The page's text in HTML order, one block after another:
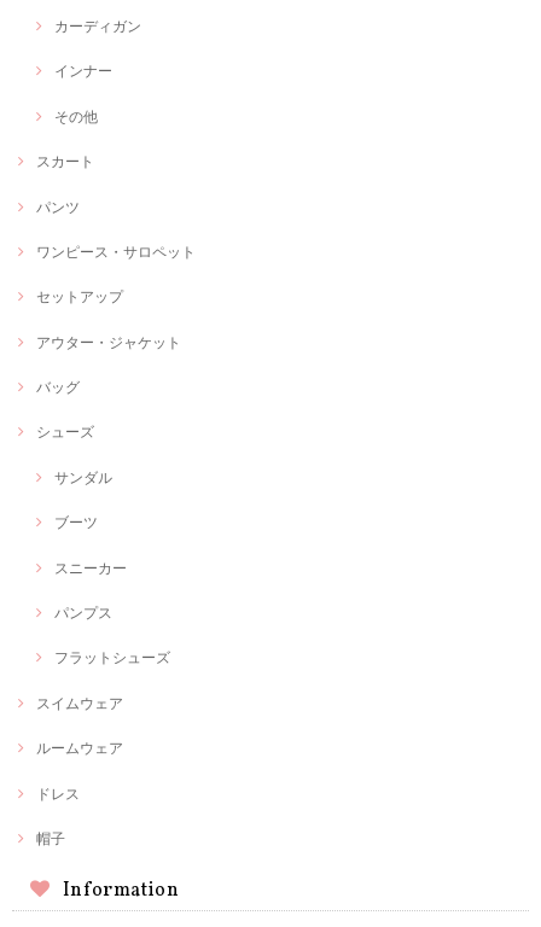
カーディガン
インナー
その他
スカート
パンツ
ワンピース・サロペット
セットアップ
アウター・ジャケット
バッグ
シューズ
サンダル
ブーツ
スニーカー
パンプス
フラットシューズ
スイムウェア
ルームウェア
ドレス
帽子
Information